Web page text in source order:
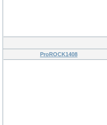
ProROCK1408